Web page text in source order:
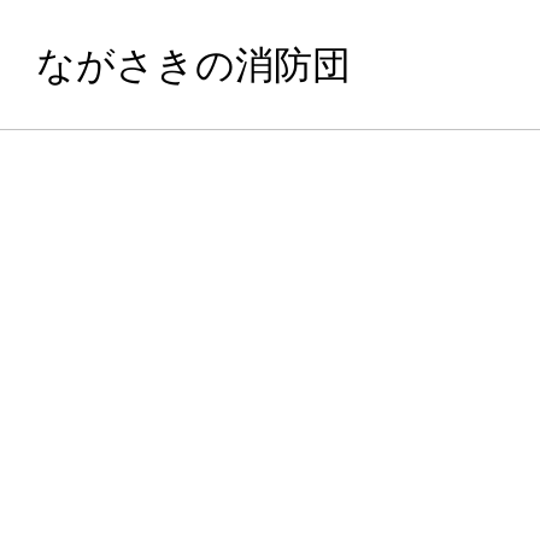
ながさきの消防団